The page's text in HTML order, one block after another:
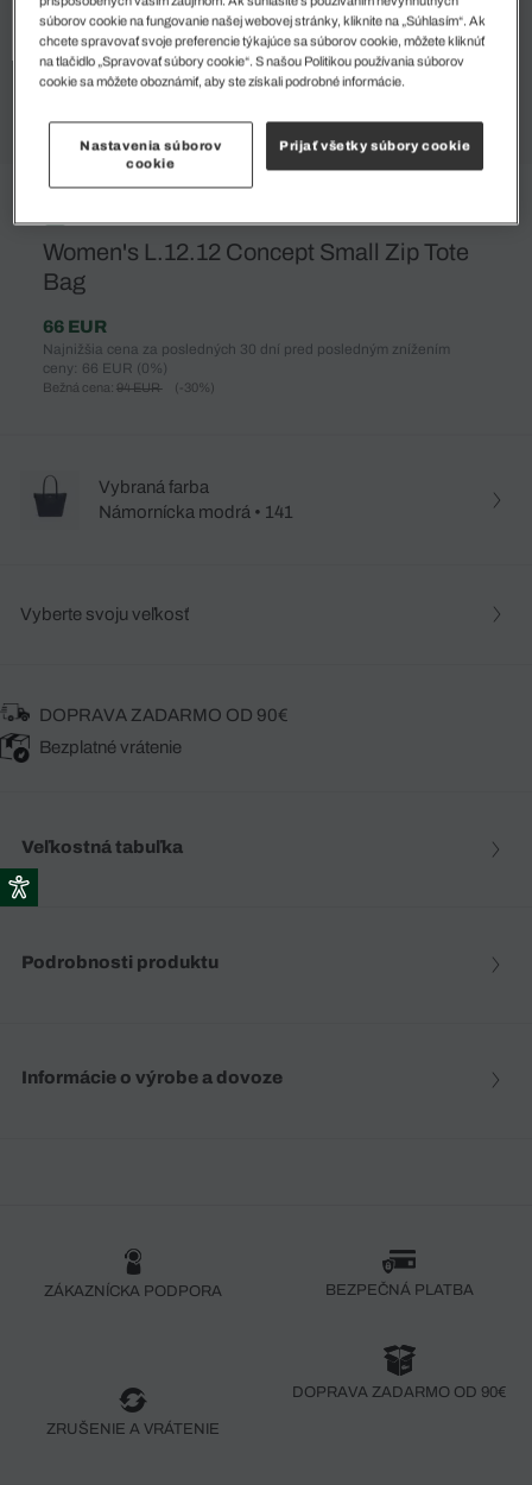
Women's L.12.12 Concept Small Zip Tote
Bag
66 EUR
Najnižšia cena za posledných 30 dní pred posledným znížením
ceny: 66 EUR (0%)
Bežná cena: 94 EUR (-30%)
Vybraná farba
Námornícka modrá • 141
Vyberte svoju veľkosť
DOPRAVA ZADARMO OD 90€
Bezplatné vrátenie
Veľkostná tabuľka
Podrobnosti produktu
Informácie o výrobe a dovoze
ZÁKAZNÍCKA PODPORA BEZPEČNÁ PLATBA
ZRUŠENIE A VRÁTENIE
DOPRAVA ZADARMO OD 90€
súborov cookie na fungovanie našej webovej stránky, kliknite na „Súhlasím“. Ak
chcete spravovať svoje preferencie týkajúce sa súborov cookie, môžete kliknúť
na tlačidlo „Spravovať súbory cookie“. S našou Politikou používania súborov
cookie sa môžete oboznámiť, aby ste získali podrobné informácie.
Nastavenia súborov
cookie
Prijať všetky súbory cookie